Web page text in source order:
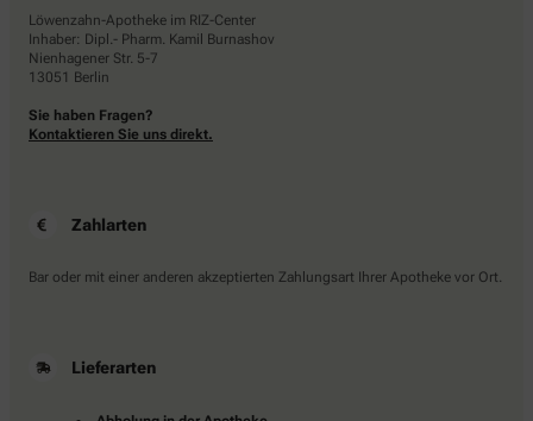
Löwenzahn-Apotheke im RIZ-Center
Inhaber: Dipl.- Pharm. Kamil Burnashov
Nienhagener Str. 5-7
13051 Berlin
Sie haben Fragen?
Kontaktieren Sie uns direkt.
Zahlarten
Bar oder mit einer anderen akzeptierten Zahlungsart Ihrer Apotheke vor Ort.
Lieferarten